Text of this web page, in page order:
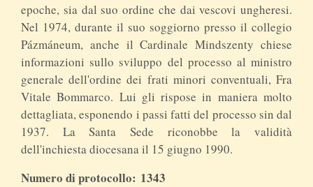
epoche, sia dal suo ordine che dai vescovi ungheresi.
Nel 1974, durante il suo soggiorno presso il collegio
Pázmáneum, anche il Cardinale Mindszenty chiese
informazioni sullo sviluppo del processo al ministro
generale dell'ordine dei frati minori conventuali, Fra
Vitale Bommarco. Lui gli rispose in maniera molto
dettagliata, esponendo i passi fatti del processo sin dal
1937. La Santa Sede riconobbe la validità
dell'inchiesta diocesana il 15 giugno 1990.
Numero di protocollo: 1343